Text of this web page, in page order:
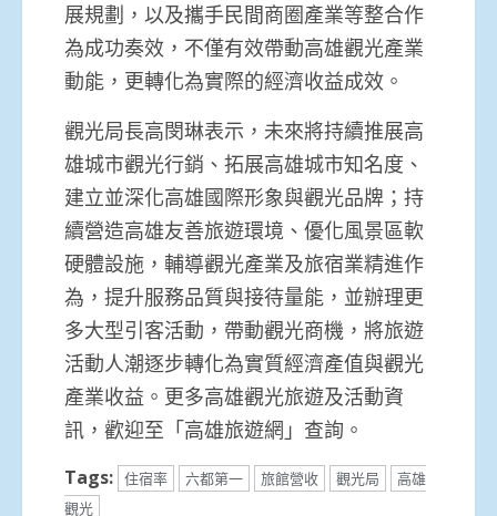
展規劃，以及攜手民間商圈產業等整合作
為成功奏效，不僅有效帶動高雄觀光產業
動能，更轉化為實際的經濟收益成效。
觀光局長高閔琳表示，未來將持續推展高
雄城市觀光行銷、拓展高雄城市知名度、
建立並深化高雄國際形象與觀光品牌；持
續營造高雄友善旅遊環境、優化風景區軟
硬體設施，輔導觀光產業及旅宿業精進作
為，提升服務品質與接待量能，並辦理更
多大型引客活動，帶動觀光商機，將旅遊
活動人潮逐步轉化為實質經濟產值與觀光
產業收益。更多高雄觀光旅遊及活動資
訊，歡迎至「高雄旅遊網」查詢。
Tags: 住宿率 六都第一 旅館營收 觀光局
高雄
觀光